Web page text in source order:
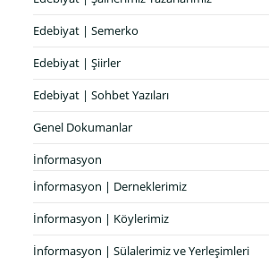
Edebiyat | Semerko
Edebiyat | Şiirler
Edebiyat | Sohbet Yazıları
Genel Dokumanlar
İnformasyon
İnformasyon | Derneklerimiz
İnformasyon | Köylerimiz
İnformasyon | Sülalerimiz ve Yerleşimleri